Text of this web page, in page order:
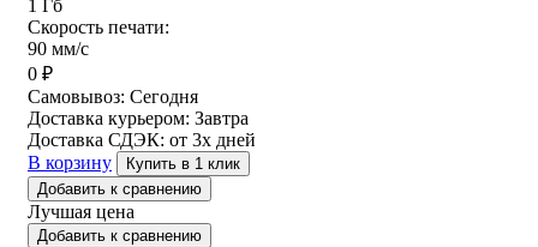
1 Гб
Скорость печати:
90 мм/с
0 ₽
Самовывоз: Сегодня
Доставка курьером: Завтра
Доставка СДЭК: от 3х дней
В корзину
Купить в 1 клик
Добавить к сравнению
Лучшая цена
Добавить к сравнению